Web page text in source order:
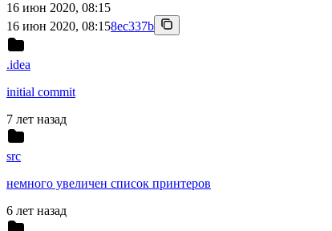
16 июн 2020, 08:15
16 июн 2020, 08:158ec337b
.idea
initial commit
7 лет назад
src
немного увеличен список принтеров
6 лет назад